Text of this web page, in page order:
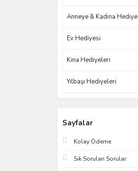
Anneye & Kadına Hediye
Ev Hediyesi
Kına Hediyeleri
Yılbaşı Hediyeleri
Sayfalar
Kolay Ödeme
Sık Sorulan Sorular